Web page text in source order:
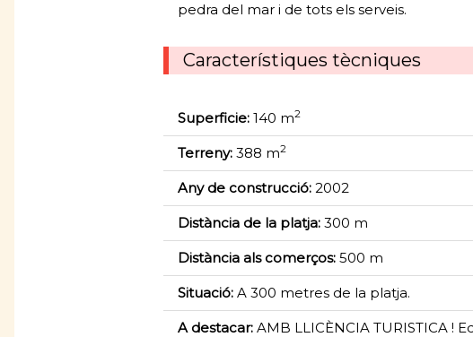
pedra del mar i de tots els serveis.
Característiques tècniques
Superficie: 140 m2
Terreny: 388 m2
Any de construcció: 2002
Distància de la platja: 300 m
Distància als comerços: 500 m
Situació: A 300 metres de la platja.
A destacar: AMB LLICÈNCIA TURISTICA !